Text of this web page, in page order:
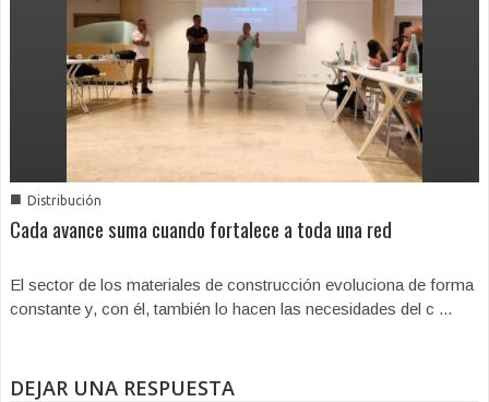
■ Distribución
Cada avance suma cuando fortalece a toda una red
El sector de los materiales de construcción evoluciona de forma
constante y, con él, también lo hacen las necesidades del c ...
DEJAR UNA RESPUESTA